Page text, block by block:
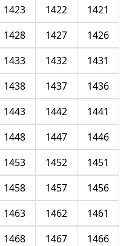
1421
1422
1423
1426
1427
1428
1431
1432
1433
1436
1437
1438
1441
1442
1443
1446
1447
1448
1451
1452
1453
1456
1457
1458
1461
1462
1463
1466
1467
1468